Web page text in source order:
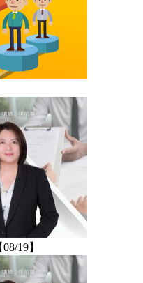
19】